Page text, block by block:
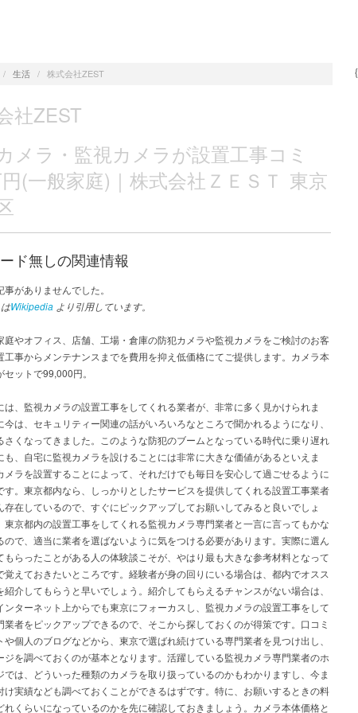
/ 生活 / 株式会社ZEST
社ZEST
メラ・監視カメラが設置工事コミ
(一般家庭)｜株式会社ＺＥＳＴ 東京
ド無しの関連情報
がありませんでした。
Wikipedia より引用しています。
庭やオフィス、店舗、工場・倉庫の防犯カメラや監視カメラをご検討のお客
工事からメンテナンスまでを費用を抑え低価格にてご提供します。カメラ本
ットで99,000円。
は、監視カメラの設置工事をしてくれる業者が、非常に多く見かけられま
今は、セキュリティー関連の話がいろいろなところで聞かれるようになり、
さくなってきました。このような防犯のブームとなっている時代に乗り遅れ
も、自宅に監視カメラを設けることには非常に大きな価値があるといえま
メラを設置することによって、それだけでも毎日を安心して過ごせるように
す。東京都内なら、しっかりとしたサービスを提供してくれる設置工事業者
存在しているので、すぐにピックアップしてお願いしてみると良いでしょ
東京都内の設置工事をしてくれる監視カメラ専門業者と一言に言ってもかな
ので、適当に業者を選ばないように気をつける必要があります。実際に選ん
もらったことがある人の体験談こそが、やはり最も大きな参考材料となって
覚えておきたいところです。経験者が身の回りにいる場合は、都内でオスス
紹介してもらうと早いでしょう。紹介してもらえるチャンスがない場合は、
ンターネット上からでも東京にフォーカスし、監視カメラの設置工事をして
業者をピックアップできるので、そこから探しておくのが得策です。口コミ
や個人のブログなどから、東京で選ばれ続けている専門業者を見つけ出し、
ジを調べておくのが基本となります。活躍している監視カメラ専門業者のホ
では、どういった種類のカメラを取り扱っているのかもわかりますし、今ま
け実績なども調べておくことができるはずです。特に、お願いするときの料
れくらいになっているのかを先に確認しておきましょう。カメラ本体価格と